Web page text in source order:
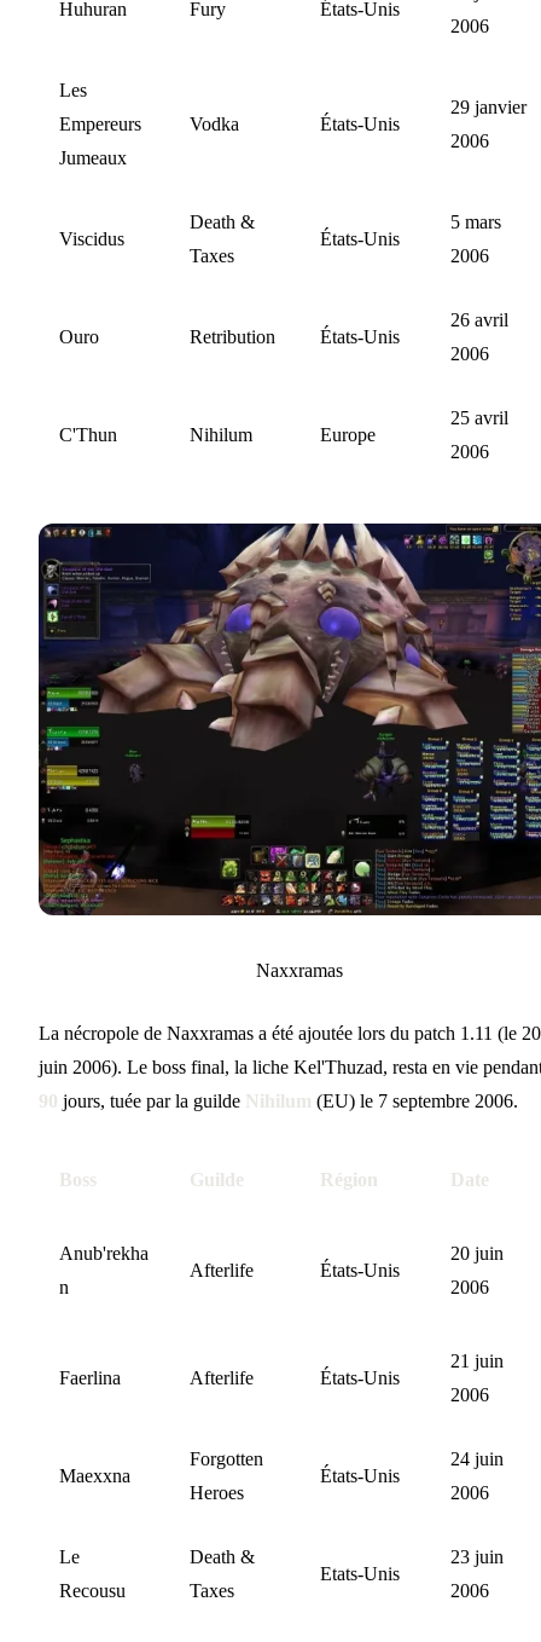
Huhuran Fury États-Unis
2006
Les
Empereurs
Jumeaux
Vodka États-Unis
29 janvier
2006
Viscidus
Death &
Taxes
États-Unis
5 mars
2006
Ouro Retribution États-Unis
26 avril
2006
C'Thun Nihilum Europe
25 avril
2006
Naxxramas
La nécropole de Naxxramas a été ajoutée lors du patch 1.11 (le 20
juin 2006). Le boss final, la liche Kel'Thuzad, resta en vie
90 jours, tuée par la guilde Nihilum (EU) le 7 septembre 2006.
Boss Guilde Région Date
Anub'rekha
n
Afterlife États-Unis
20 juin
2006
Faerlina Afterlife États-Unis
21 juin
2006
Maexxna
Forgotten
Heroes
États-Unis
24 juin
2006
Le
Recousu
Death &
Taxes
Etats-Unis
23 juin
2006